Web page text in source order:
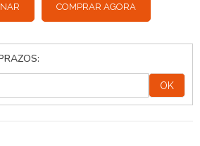
COMPRAR AGORA
OK